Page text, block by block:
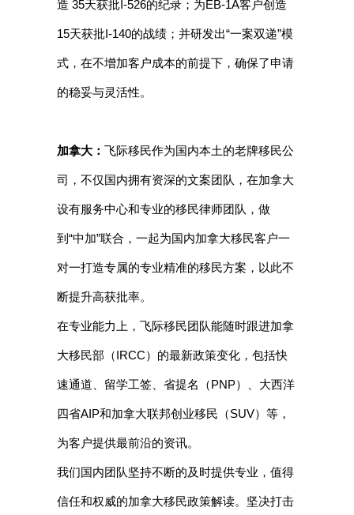
造 35天获批I-526的纪录；为EB-1A客户创造
15天获批I-140的战绩；并研发出“一案双递”模
式，在不增加客户成本的前提下，确保了申请
的稳妥与灵活性。
加拿大： 飞际移民作为国内本土的老牌移民公
司，不仅国内拥有资深的文案团队，在加拿大
设有服务中心和专业的移民律师团队，做
到“中加”联合，一起为国内加拿大移民客户一
对一打造专属的专业精准的移民方案，以此不
断提升高获批率。
在专业能力上，飞际移民团队能随时跟进加拿
大移民部（IRCC）的最新政策变化，包括快
速通道、留学工签、省提名（PNP）、大西洋
四省AIP和加拿大联邦创业移民（SUV）等，
为客户提供最前沿的资讯。
我们国内团队坚持不断的及时提供专业，值得
信任和权威的加拿大移民政策解读。坚决打击